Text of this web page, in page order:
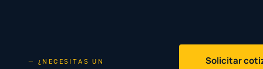
— ¿NECESITAS UN
Solicitar